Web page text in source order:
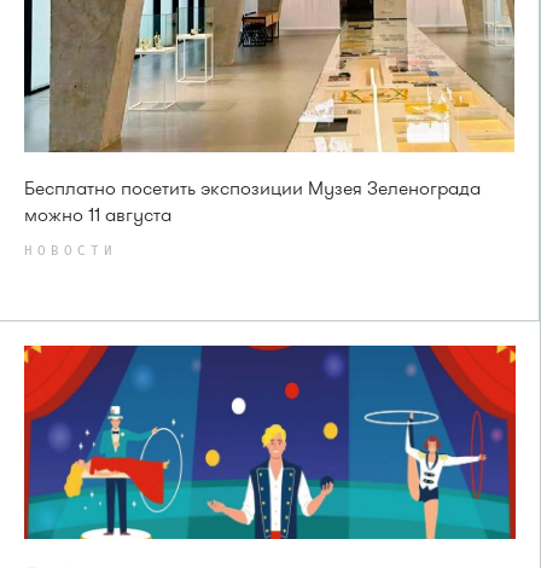
Бесплатно посетить экспозиции Музея Зеленограда
можно 11 августа
НОВОСТИ